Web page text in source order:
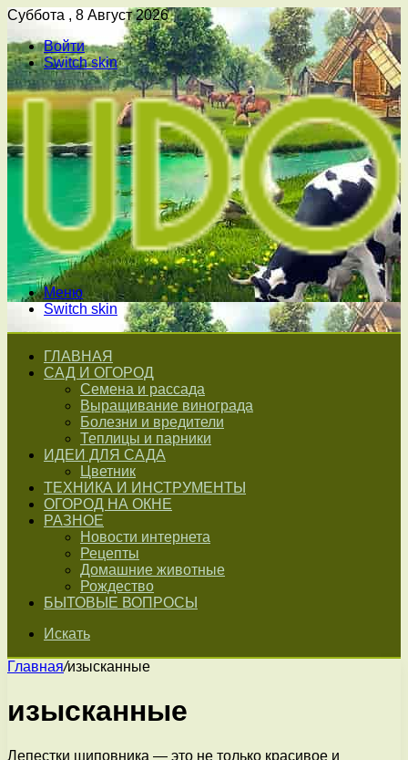
Суббота , 8 Август 2026
Войти
Switch skin
Меню
Switch skin
ГЛАВНАЯ
САД И ОГОРОД
Семена и рассада
Выращивание винограда
Болезни и вредители
Теплицы и парники
ИДЕИ ДЛЯ САДА
Цветник
ТЕХНИКА И ИНСТРУМЕНТЫ
ОГОРОД НА ОКНЕ
РАЗНОЕ
Новости интернета
Рецепты
Домашние животные
Рождество
БЫТОВЫЕ ВОПРОСЫ
Искать
Главная/изысканные
изысканные
Лепестки шиповника — это не только красивое и